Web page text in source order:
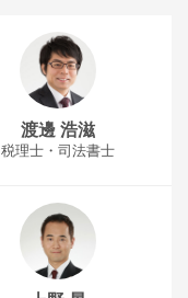
渡邊 浩滋
税理士・司法書士